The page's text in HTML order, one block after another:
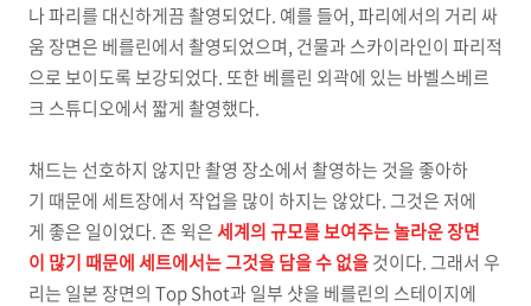
나 파리를 대신하게끔 촬영되었다. 예를 들어, 파리에서의 거리 싸
움 장면은 베를린에서 촬영되었으며, 건물과 스카이라인이 파리적
으로 보이도록 보강되었다. 또한 베를린 외곽에 있는 바벨스베르
크 스튜디오에서 짧게 촬영했다.
채드는 선호하지 않지만 촬영 장소에서 촬영하는 것을 좋아하
기 때문에 세트장에서 작업을 많이 하지는 않았다. 그것은 저에
게 좋은 일이었다. 존 윅은세계의 규모를 보여주는 놀라운 장면
이 많기 때문에 세트에서는 그것을 담을 수 없을것이다. 그래서 우
리는 일본 장면의 Top Shot과 일부 샷을 베를린의 스테이지에